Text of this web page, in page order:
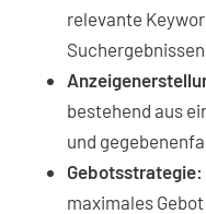
relevante
bestehend aus
und
Gebotsstrategie:
maximales